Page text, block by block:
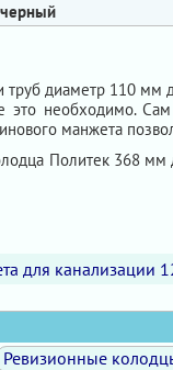
черный
диаметр 110 мм
необходимо.
манжета
Политек 368
для канализации
Ревизионные